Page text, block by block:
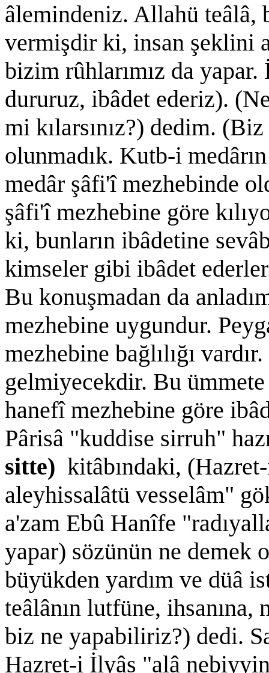
âlemindeniz. Allahü teâlâ,
vermişdir ki, insan şeklini
bizim rûhlarımız da yapar.
dururuz, ibâdet ederiz).
mi kılarsınız?) dedim.
olunmadık. Kutb-i
medâr şâfi'î mezhebinde
şâfi'î mezhebine göre
ki, bunların ibâdetine
kimseler gibi ibâdet
Bu konuşmadan da
mezhebine uygundur.
mezhebine bağlılığı
gelmiyecekdir. Bu
hanefî mezhebine göre
Pârisâ "kuddise sirruh"
sitte) kitâbındaki,
aleyhissalâtü vesselâm"
a'zam Ebû Hanîfe
yapar) sözünün ne demek
büyükden yardım ve düâ
teâlânın lutfüne,
biz ne yapabiliriz?) dedi.
Hazret-i İlyâs "alâ